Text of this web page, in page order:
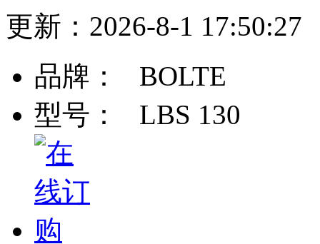
更新：2026-8-1
品牌：
BOLTE
型号：
LBS 130